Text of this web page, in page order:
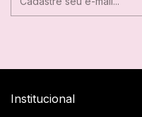
Institucional